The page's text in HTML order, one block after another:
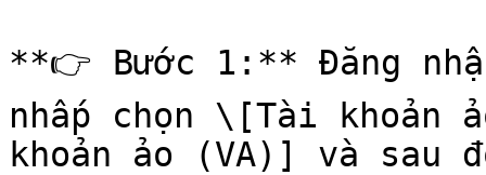
**👉 Bước 1:** Đăng
nhấp chọn \[Tài khoản
khoản ảo (VA)] và sau